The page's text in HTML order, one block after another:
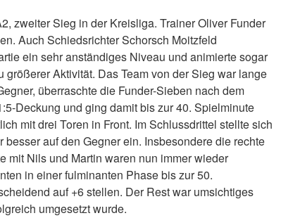
zweiter Sieg in der Kreisliga. Trainer Oliver Funder
Auch Schiedsrichter Schorsch Moitzfeld
ein sehr anständiges Niveau und animierte sogar
größerer Aktivität. Das Team von der Sieg war lange
überraschte die Funder-Sieben nach dem
Deckung und ging damit bis zur 40. Spielminute
mit drei Toren in Front. Im Schlussdrittel stellte sich
besser auf den Gegner ein. Insbesondere die rechte
mit Nils und Martin waren nun immer wieder
in einer fulminanten Phase bis zur 50.
auf +6 stellen. Der Rest war umsichtiges
umgesetzt wurde.